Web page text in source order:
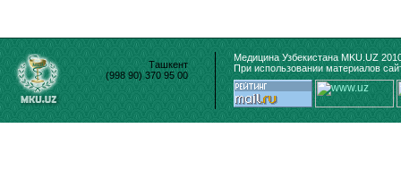
Ташкент
(998 90) 370 95 00
Медицина Узбекистана MKU.UZ
При использовании материалов